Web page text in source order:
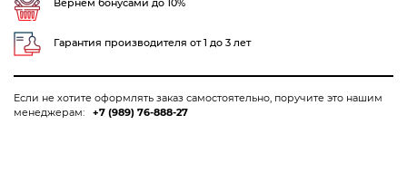
Вернем бонусами до 10%
Гарантия производителя от 1 до 3 лет
Если не хотите оформлять заказ самостоятельно, поручите это нашим
менеджерам:
+7 (989) 76-888-27